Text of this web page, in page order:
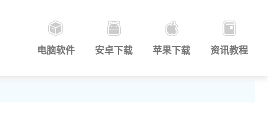
电脑软件 安卓下载 苹果下载 资讯教程